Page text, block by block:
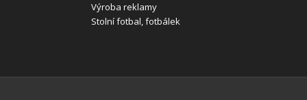
Výroba reklamy
Stolní fotbal, fotbálek